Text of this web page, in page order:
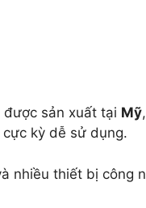
được sản xuất tại Mỹ
cực kỳ dễ sử dụng.
nhiều thiết bị công